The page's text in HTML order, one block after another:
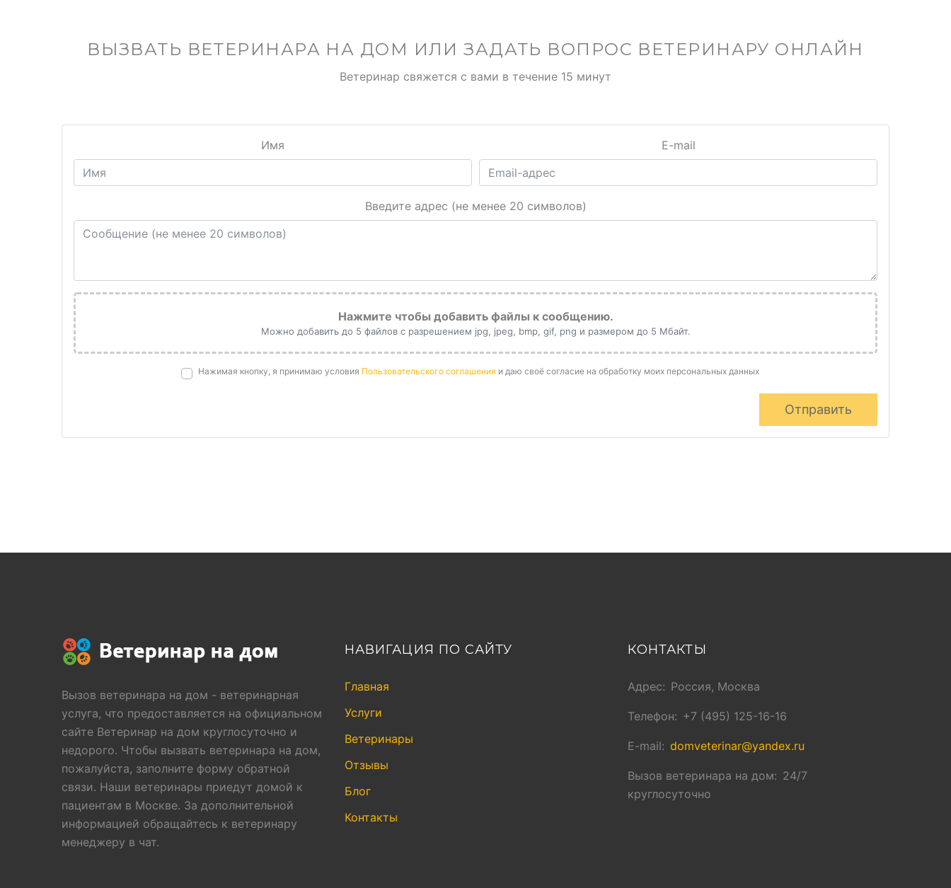
ВЫЗВАТЬ ВЕТЕРИНАРА НА ДОМ ИЛИ ЗАДАТЬ ВОПРОС ВЕТЕРИНАРУ ОНЛАЙН
Ветеринар свяжется с вами в течение 15 минут
Имя E-mail
Введите адрес (не менее 20 символов)
Нажмите чтобы добавить файлы к сообщению.
Можно добавить до 5 файлов с разрешением jpg, jpeg, bmp, gif, png и размером до 5 Мбайт.
Нажимая кнопку, я принимаю условия Пользовательского соглашения и даю своё согласие на обработку моих персональных данных
Отправить
Вызов ветеринара на дом - ветеринарная
услуга, что предоставляется на официальном
сайте Ветеринар на дом круглосуточно и
недорого. Чтобы вызвать ветеринара на дом,
пожалуйста, заполните форму обратной
связи. Наши ветеринары приедут домой к
пациентам в Москве. За дополнительной
информацией обращайтесь к ветеринару
менеджеру в чат.
НАВИГАЦИЯ ПО САЙТУ
Главная
Услуги
Ветеринары
Отзывы
Блог
Контакты
КОНТАКТЫ
Адрес Россия, Москва
Телефон +7 (495) 125-16-16
E-mail domveterinar@yandex.ru
Вызов ветеринара на дом
24/7
круглосуточно